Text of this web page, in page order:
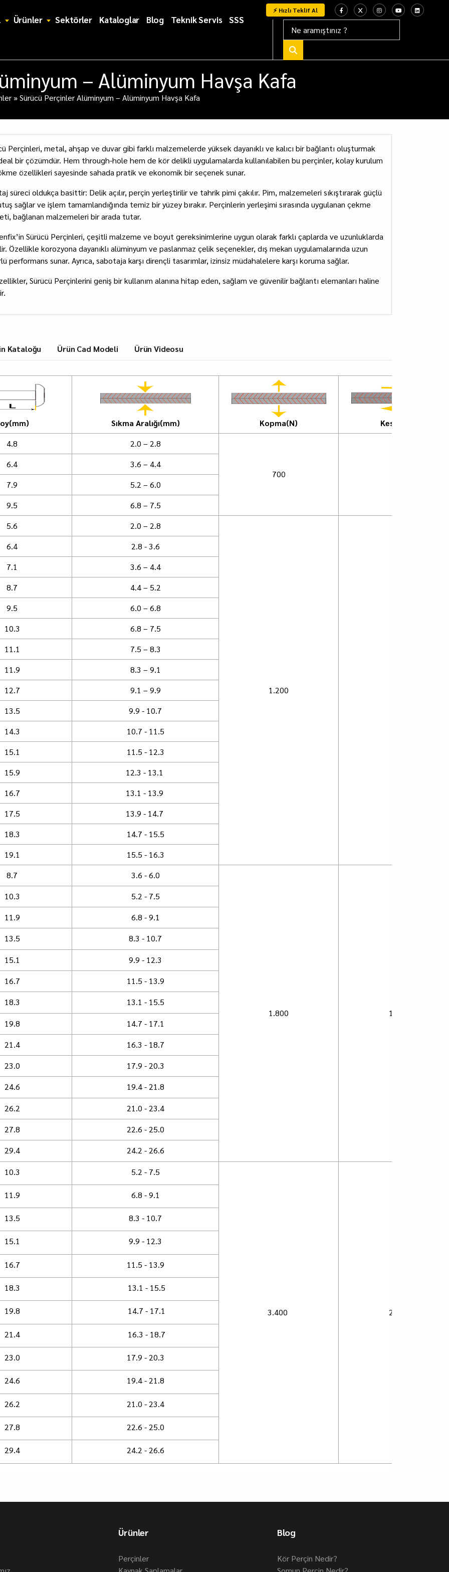
⚡ Hızlı Teklif Al
Ürünler Sektörler Kataloglar Blog Teknik Servis SSS
– Alüminyum Havşa Kafa
»Sürücü Perçinler Alüminyum – Alüminyum Havşa Kafa
Perçinleri, metal, ahşap ve duvar gibi farklı malzemelerde yüksek dayanıklı ve kalıcı bir bağlantı oluşturmak
bir çözümdür. Hem through-hole hem de kör delikli uygulamalarda kullanılabilen bu perçinler, kolay kurulum
özellikleri sayesinde sahada pratik ve ekonomik bir seçenek sunar.
süreci oldukça basittir: Delik açılır, perçin yerleştirilir ve tahrik pimi çakılır. Pim, malzemeleri sıkıştırarak güçlü
sağlar ve işlem tamamlandığında temiz bir yüzey bırakır. Perçinlerin yerleşimi sırasında uygulanan çekme
bağlanan malzemeleri bir arada tutar.
Sürücü Perçinleri, çeşitli malzeme ve boyut gereksinimlerine uygun olarak farklı çaplarda ve uzunluklarda
Özellikle korozyona dayanıklı alüminyum ve paslanmaz çelik seçenekler, dış mekan uygulamalarında uzun
performans sunar. Ayrıca, sabotaja karşı dirençli tasarımlar, izinsiz müdahalelere karşı koruma sağlar.
Sürücü Perçinlerini geniş bir kullanım alanına hitap eden, sağlam ve güvenilir bağlantı elemanları haline
Kataloğu Ürün Cad Modeli Ürün Videosu
Sıkma Aralığı(mm) Kopma(N)
Kesme(N)
4.8
2.0 – 2.8
700
6.4
3.6 – 4.4
7.9
5.2 – 6.0
9.5
6.8 – 7.5
5.6
2.0 – 2.8
1.200
6.4
2.8 - 3.6
7.1
3.6 – 4.4
8.7
4.4 – 5.2
9.5
6.0 – 6.8
10.3
6.8 – 7.5
11.1
7.5 – 8.3
11.9
8.3 – 9.1
12.7
9.1 – 9.9
13.5
9.9 - 10.7
14.3
10.7 - 11.5
15.1
11.5 - 12.3
15.9
12.3 - 13.1
16.7
13.1 - 13.9
17.5
13.9 - 14.7
18.3
14.7 - 15.5
19.1
15.5 - 16.3
8.7
3.6 - 6.0
1.800 1.500
10.3
5.2 - 7.5
11.9
6.8 - 9.1
13.5
8.3 - 10.7
15.1
9.9 - 12.3
16.7
11.5 - 13.9
18.3
13.1 - 15.5
19.8
14.7 - 17.1
21.4
16.3 - 18.7
23.0
17.9 - 20.3
24.6
19.4 - 21.8
26.2
21.0 - 23.4
27.8
22.6 - 25.0
29.4
24.2 - 26.6
10.3 5.2 - 7.5
3.400 2.700
11.9 6.8 - 9.1
13.5 8.3 - 10.7
15.1 9.9 - 12.3
16.7 11.5 - 13.9
18.3 13.1 - 15.5
19.8 14.7 - 17.1
21.4 16.3 - 18.7
23.0 17.9 - 20.3
24.6 19.4 - 21.8
26.2 21.0 - 23.4
27.8 22.6 - 25.0
29.4 24.2 - 26.6
Ürünler
Perçinler
Blog
Kör Perçin Nedir?